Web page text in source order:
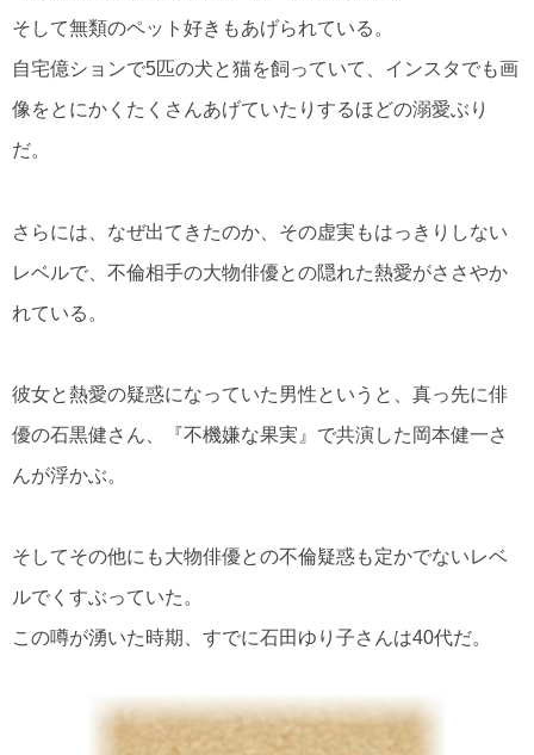
そして無類のペット好きもあげられている。
自宅億ションで5匹の犬と猫を飼っていて、インスタでも画
像をとにかくたくさんあげていたりするほどの溺愛ぶり
だ。
さらには、なぜ出てきたのか、その虚実もはっきりしない
レベルで、不倫相手の大物俳優との隠れた熱愛がささやか
れている。
彼女と熱愛の疑惑になっていた男性というと、真っ先に俳
優の石黒健さん、『不機嫌な果実』で共演した岡本健一さ
んが浮かぶ。
そしてその他にも大物俳優との不倫疑惑も定かでないレベ
ルでくすぶっていた。
この噂が湧いた時期、すでに石田ゆり子さんは40代だ。